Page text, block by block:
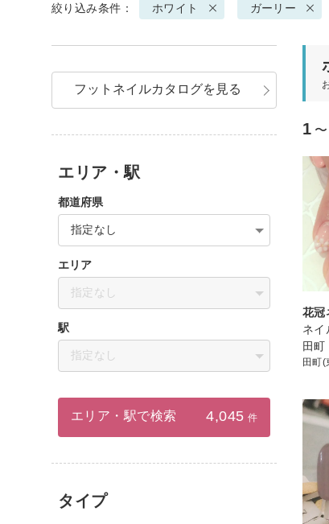
絞り込み条件： ホワイト ガーリー
1 〜
花冠
ネイ
田町
田町(
フットネイルカタログを見る
エリア・駅
都道府県
指定なし
エリア
指定なし
駅
指定なし
エリア・駅で検索 4,045 件
タイプ